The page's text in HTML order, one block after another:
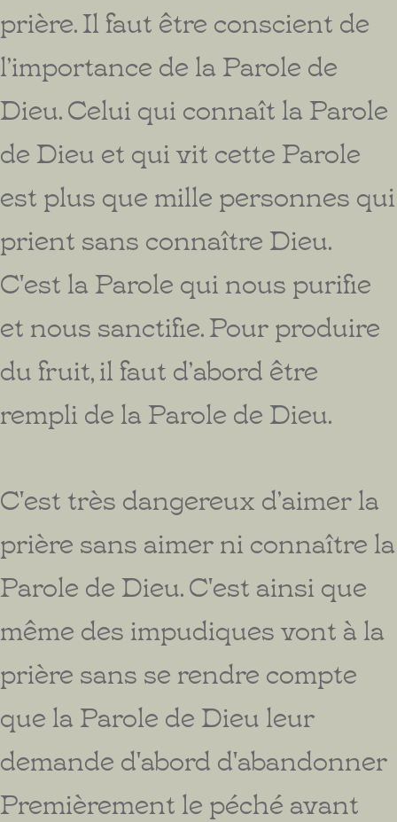
prière. Il faut être conscient de
l’importance de la Parole de
Dieu. Celui qui connaît la Parole
de Dieu et qui vit cette Parole
est plus que mille personnes qui
prient sans connaître Dieu.
C'est la Parole qui nous purifie
et nous sanctifie. Pour produire
du fruit, il faut d’abord être
rempli de la Parole de Dieu.
C'est très dangereux d’aimer la
prière sans aimer ni connaître la
Parole de Dieu. C'est ainsi que
même des impudiques vont à la
prière sans se rendre compte
que la Parole de Dieu leur
demande d'abord d'abandonner
Premièrement le péché avant